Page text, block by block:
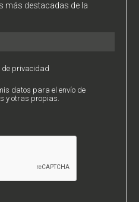
más destacadas de la
de privacidad
datos para el envío de
y otras propias.